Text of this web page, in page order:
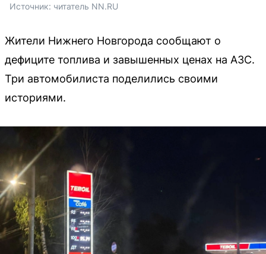
Источник: читатель NN.RU
Жители Нижнего Новгорода сообщают о
дефиците топлива и завышенных ценах на АЗС.
Три автомобилиста поделились своими
историями.